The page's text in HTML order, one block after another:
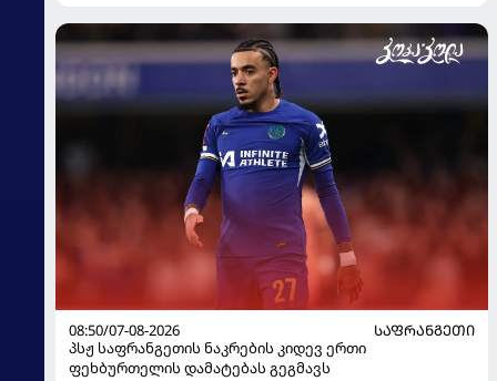
08:50/07-08-2026
ᲡᲐᲤᲠᲐᲜᲒᲔᲗᲘ
პსჟ საფრანგეთის ნაკრების კიდევ ერთი
ფეხბურთელის დამატებას გეგმავს